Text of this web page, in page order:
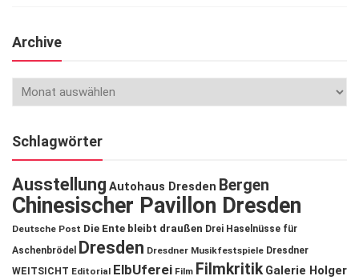
Archive
Schlagwörter
Ausstellung Autohaus Dresden Bergen
Chinesischer Pavillon Dresden
Deutsche Post Die Ente bleibt draußen Drei Haselnüsse für
Aschenbrödel
Dresden Dresdner Musikfestspiele Dresdner
WEITSICHT Editorial ElbUferei Film Filmkritik Galerie Holger